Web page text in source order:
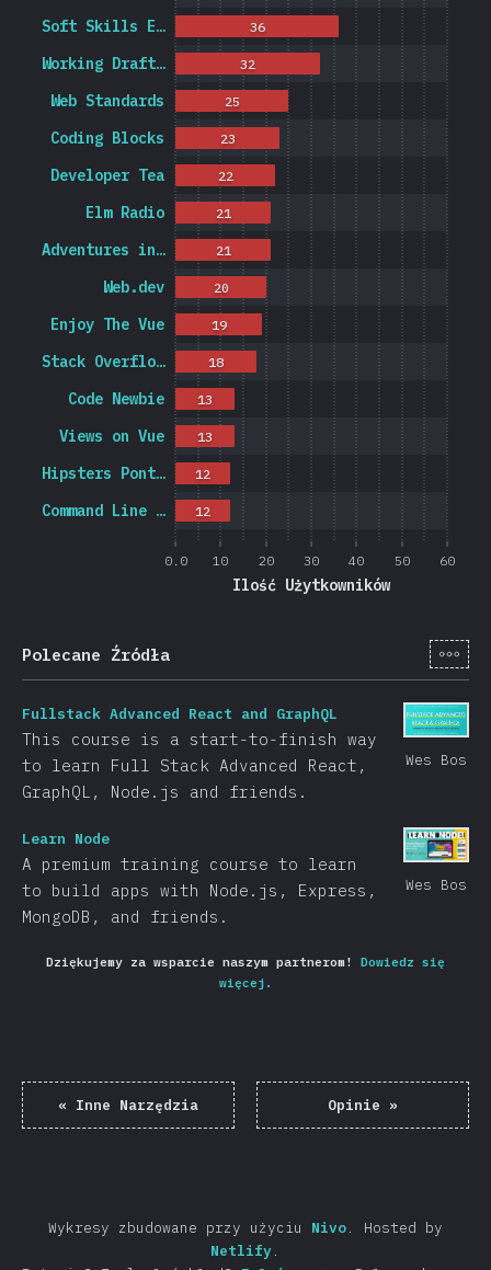
0.0 10 20 30 40 50 60
Ilość Użytkowników
Command Line …
Hipsters Pont…
Views on Vue
Code Newbie
Stack Overflo…
Enjoy The Vue
Web.dev
Adventures in…
Elm Radio
Developer Tea
Coding Blocks
Web Standards
Working Draft…
Soft Skills E…
12
12
13
13
18
19
20
21
21
22
23
25
32
36
Polecane Źródła [pl-
Wes Bos
Fullstack Advanced React and GraphQL
This course is a start-to-finish way
to learn Full Stack Advanced React,
GraphQL, Node.js and friends.
Wes Bos
Learn Node
A premium training course to learn
to build apps with Node.js, Express,
MongoDB, and friends.
Dziękujemy za wsparcie naszym partnerom!
Dowiedz się
więcej.
« Inne Narzędzia Opinie »
Wykresy zbudowane przy użyciu Nivo.
Hosted by
Netlify.